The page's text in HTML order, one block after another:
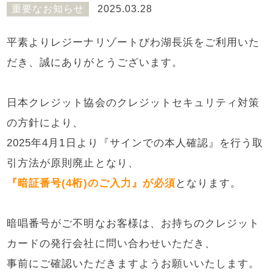
重要なお知らせ 2025.03.28
平素よりレジーナリゾートびわ湖長浜をご利用いた
だき、誠にありがとうございます。
日本クレジット協会のクレジットセキュリティ対策
の方針により、
2025年4月1日より『サインでの本人確認』を行う取
引方法が原則廃止となり、
『暗証番号(4桁)のご入力』が必須 となります。
暗唱番号がご不明なお客様は、お持ちのクレジット
カードの発行会社に問い合わせいただき、
事前にご確認いただきますようお願いいたします。